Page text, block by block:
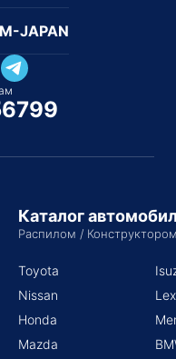
JAPAN
Каталог
Распилом /
Toyota
Nissan
Honda
Mazda